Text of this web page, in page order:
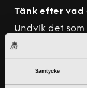
Samtycke
Tänk efter vad
Undvik det
inte behöver,
till att den är